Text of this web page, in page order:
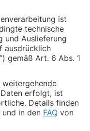
ist
technische
und Auslieferung
ausdrücklich
gemäß Art. 6 Abs. 1
erfolgt, ist
Details finden
und in den FAQ von